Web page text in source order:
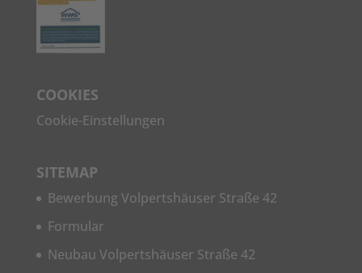
COOKIES
Cookie-Einstellungen
SITEMAP
Bewerbung Volpertshäuser Straße 42
Formular
Neubau Volpertshäuser Straße 42